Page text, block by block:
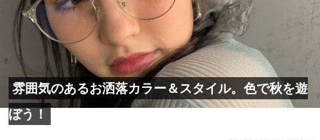
雰囲気のあるお洒落カラー＆スタイル。色で秋を遊
ぼう！